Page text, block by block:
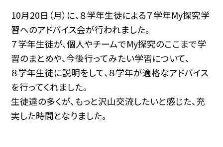
10月20日（月）に、８学年生徒による７学年My探究学
習へのアドバイス会が行われました。
７学年生徒が、個人やチームでMy探究のここまで学
習のまとめや、今後行ってみたい学習について、
８学年生徒に説明をして、８学年が適格なアドバイス
を行ってくれました。
生徒達の多くが、もっと沢山交流したいと感じた、充
実した時間となりました。